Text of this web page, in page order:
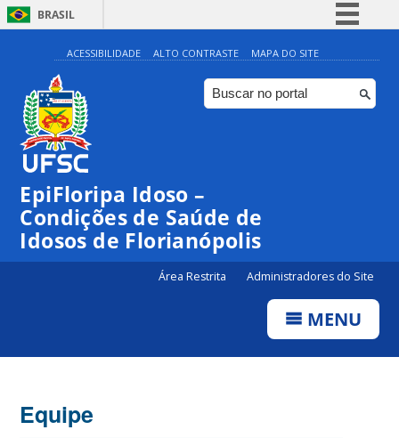
BRASIL
Simplifique!
Comunica BR
Participe
ACESSIBILIDADE ALTO CONTRASTE MAPA DO SITE
EpiFloripa Idoso –
Condições de Saúde de
Idosos de Florianópolis
Área Restrita Administradores do Site
MENU
Equipe